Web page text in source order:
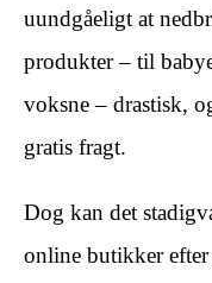
uundgåeligt at
produkter – til
voksne – drastisk,
gratis fragt.
Dog kan det
online butikker